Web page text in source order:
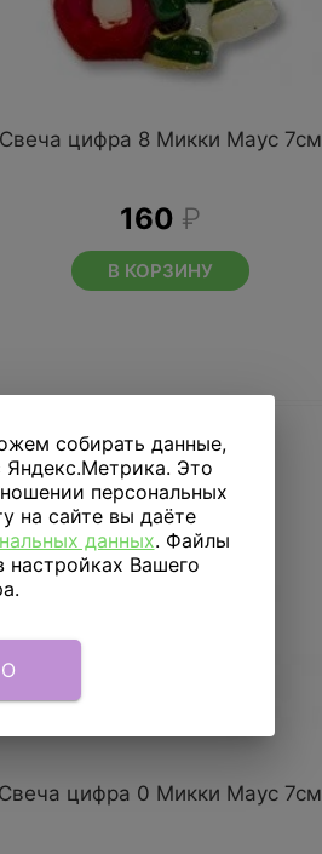
Свеча цифра 8 Микки Маус 7см
160 ₽
В КОРЗИНУ
Свеча цифра 0 Микки Маус 7см
собирать данные,
Яндекс.Метрика. Это
персональных
на сайте вы даёте
данных. Файлы
Вашего